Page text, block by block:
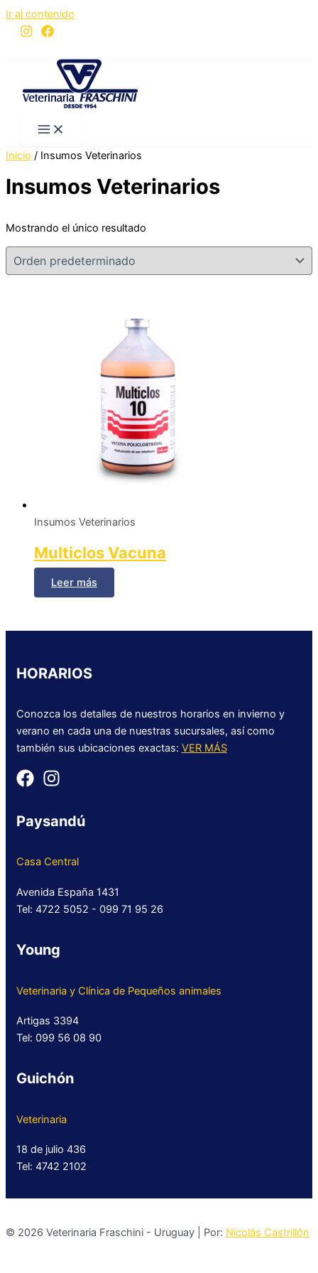
Ir al contenido
Inicio / Insumos Veterinarios
Insumos Veterinarios
Mostrando el único resultado
Insumos Veterinarios
Multiclos Vacuna
Leer más
HORARIOS
Conozca los detalles de nuestros horarios en invierno y
verano en cada una de nuestras sucursales, así como
también sus ubicaciones exactas: VER MÁS
Paysandú
Casa Central
Avenida España 1431
Tel: 4722 5052 - 099 71 95 26
Young
Veterinaria y Clínica de Pequeños animales
Artigas 3394
Tel: 099 56 08 90
Guichón
Veterinaria
18 de julio 436
Tel: 4742 2102
© 2026 Veterinaria Fraschini - Uruguay | Por: Nicolás Castrillón